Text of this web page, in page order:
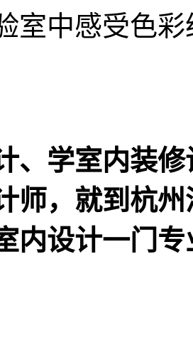
室中感受色
、学室内装
师，就到杭
内设计一门